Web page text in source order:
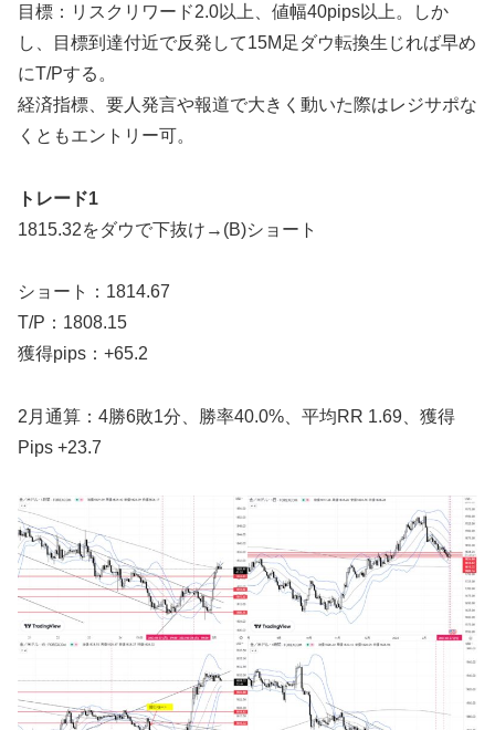
目標：リスクリワード2.0以上、値幅40pips以上。しか
し、目標到達付近で反発して15M足ダウ転換生じれば早め
にT/Pする。
経済指標、要人発言や報道で大きく動いた際はレジサポな
くともエントリー可。
トレード1
1815.32をダウで下抜け→(B)ショート
ショート：1814.67
T/P：1808.15
獲得pips：+65.2
2月通算：4勝6敗1分、勝率40.0%、平均RR 1.69、獲得
Pips +23.7